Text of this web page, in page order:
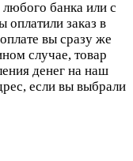
банка или с
заказ в
вы сразу же
случае, товар
денег на наш
если вы выбрали